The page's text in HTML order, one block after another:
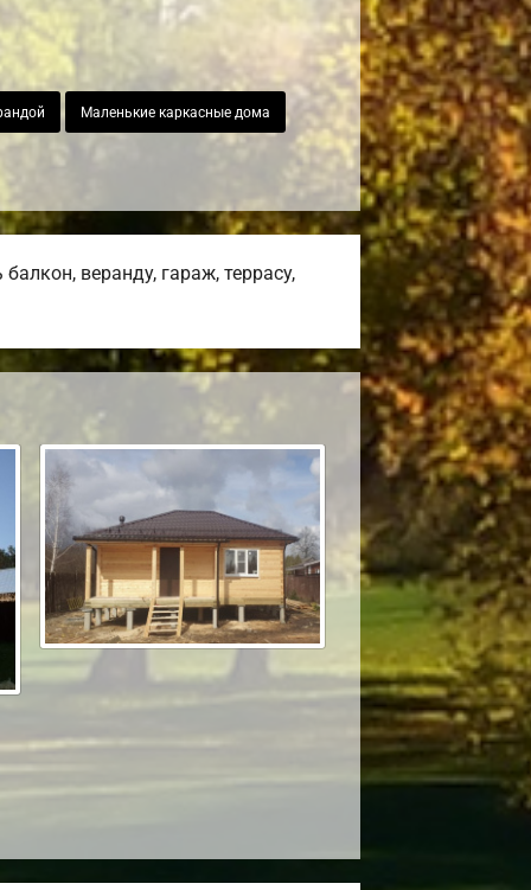
Маленькие каркасные дома
веранду, гараж, террасу,